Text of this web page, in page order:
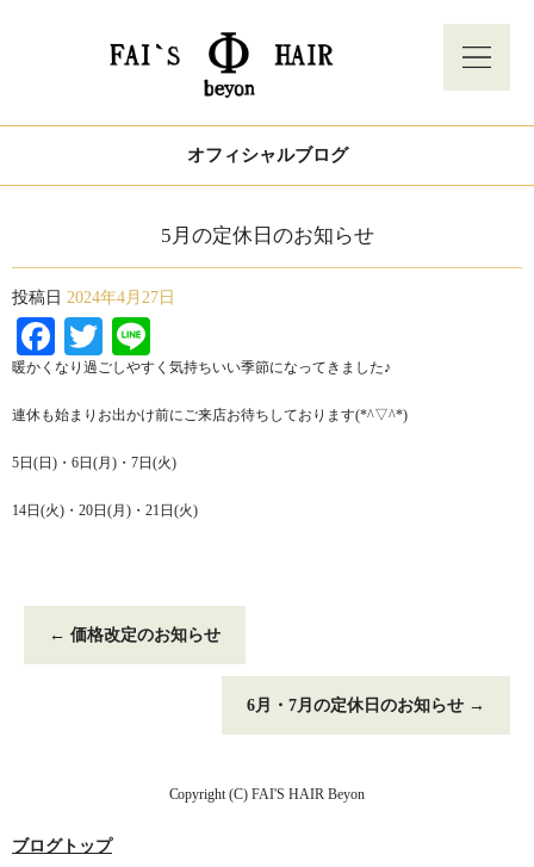
オフィシャルブログ
5月の定休日のお知らせ
投稿日 2024年4月27日
Facebook
Twitter
暖かくなり過ごしやすく気持ちいい季節になってきました♪
連休も始まりお出かけ前にご来店お待ちしております(*^▽^*)
5日(日)・6日(月)・7日(火)
14日(火)・20日(月)・21日(火)
← 価格改定のお知らせ
6月・7月の定休日のお知らせ →
Copyright (C) FAI'S HAIR Beyon
ブログトップ